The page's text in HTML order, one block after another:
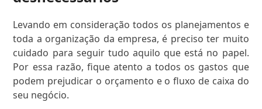
Levando em consideração todos os planejamentos e
toda a organização da empresa, é preciso ter muito
cuidado para seguir tudo aquilo que está no papel.
Por essa razão, fique atento a todos os gastos que
podem prejudicar o orçamento e o fluxo de caixa do
seu negócio.